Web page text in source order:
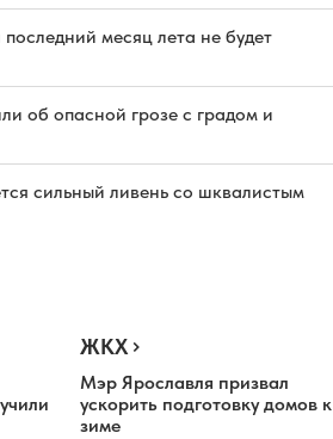
месяц лета не будет
об опасной грозе с градом и
сильный ливень со шквалистым
ЖКХ
Мэр Ярославля призвал
ускорить подготовку домов к
зиме